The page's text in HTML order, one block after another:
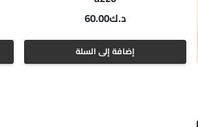
د.ك60.00
إضافة إلى السلة